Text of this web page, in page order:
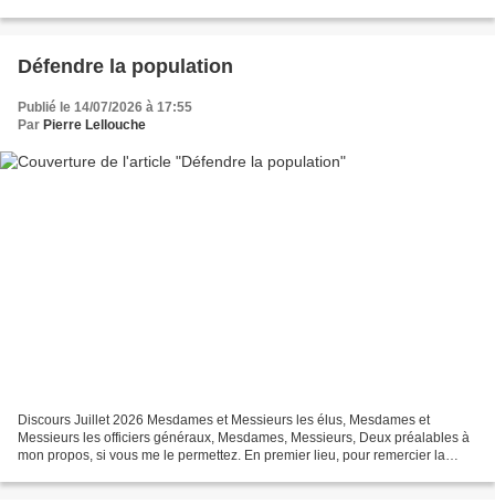
Défendre la population
Publié le 14/07/2026 à 17:55
Par Pierre Lellouche
Discours Juillet 2026 Mesdames et Messieurs les élus, Mesdames et
Messieurs les officiers généraux, Mesdames, Messieurs, Deux préalables à
mon propos, si vous me le permettez. En premier lieu, pour remercier la